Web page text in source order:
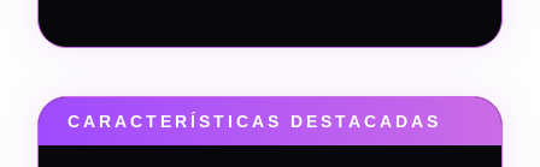
CARACTERÍSTICAS DESTACADAS